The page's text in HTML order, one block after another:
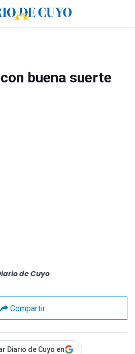
buena suerte
de Cuyo
Compartir
Diario de Cuyo en